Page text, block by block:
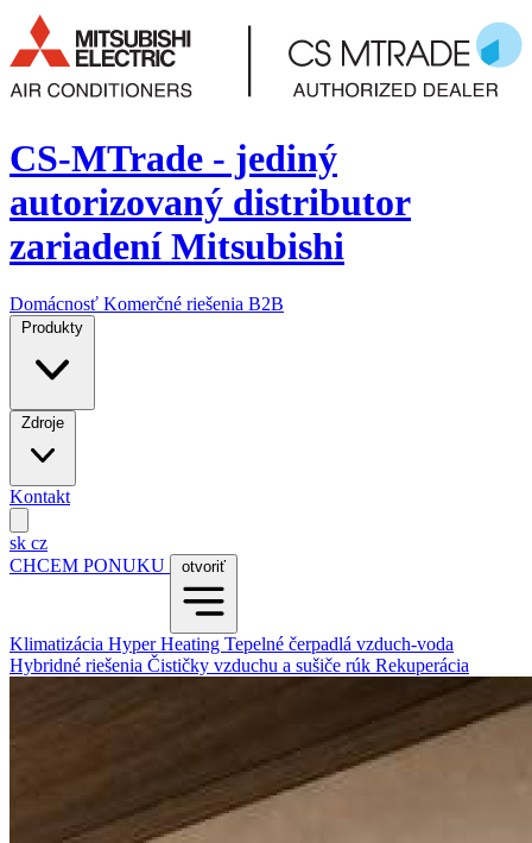
CS-MTrade - jediný
autorizovaný distributor
zariadení Mitsubishi
Domácnosť Komerčné riešenia B2B
Produkty
Zdroje
Kontakt
sk cz
CHCEM PONUKU
otvoriť
Klimatizácia Hyper Heating Tepelné čerpadlá vzduch-voda
Hybridné riešenia Čističky vzduchu a sušiče rúk Rekuperácia